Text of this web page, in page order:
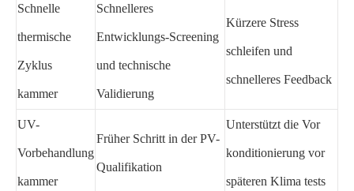
Schnelle
thermische
Zyklus
kammer
Schnelleres
Entwicklungs-Screening
und technische
Validierung
Kürzere Stress
schleifen und
schnelleres Feedback
UV-
Vorbehandlung
kammer
Früher Schritt in der PV-
Qualifikation
Unterstützt die Vor
konditionierung vor
späteren Klima tests